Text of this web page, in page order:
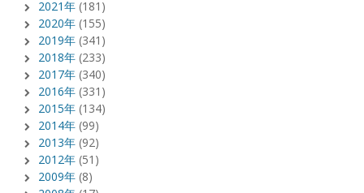
2021年 (181)
2020年 (155)
2019年 (341)
2018年 (233)
2017年 (340)
2016年 (331)
2015年 (134)
2014年 (99)
2013年 (92)
2012年 (51)
2009年 (8)